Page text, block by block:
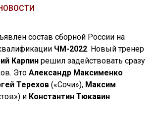
состав сборной России на
ЧМ-2022. Новый тренер
Карпин решил задействовать сразу
Это Александр Максименко
Терехов («Сочи»), Максим
и Константин Тюкавин